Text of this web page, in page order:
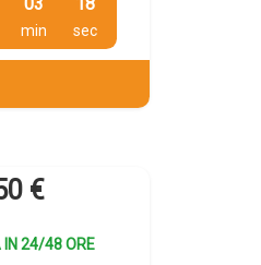
min sec
€
IN 24/48 ORE